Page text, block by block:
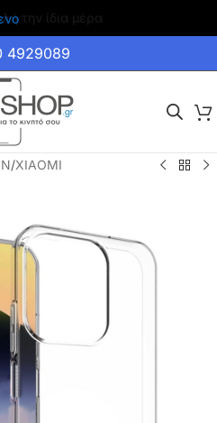
για αγορές άνω των 35€
4929089
/XIAOMI